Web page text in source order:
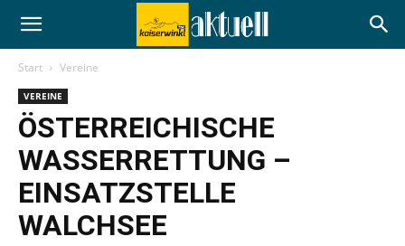
Start Vereine
VEREINE
ÖSTERREICHISCHE
WASSERRETTUNG –
EINSATZSTELLE
WALCHSEE